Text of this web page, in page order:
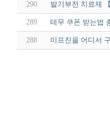
290 발기부전 치료제
289 테무 쿠폰 받는법
288 미프진을 어디서